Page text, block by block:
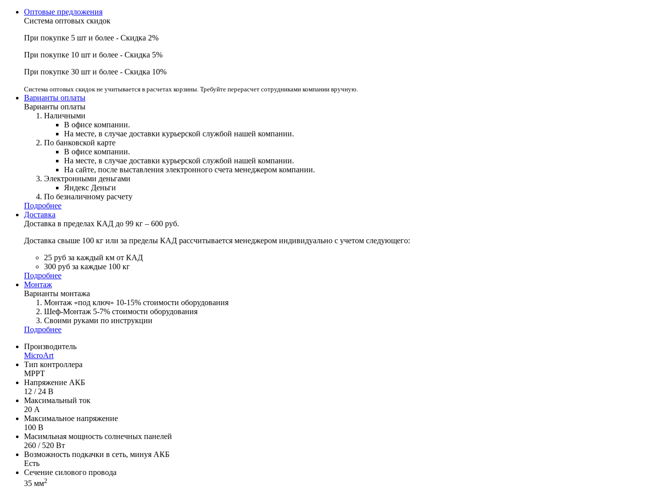
Оптовые предложения
Система оптовых скидок
При покупке 5 шт и более - Скидка 2%
При покупке 10 шт и более - Скидка 5%
При покупке 30 шт и более - Скидка 10%
Система оптовых скидок не учитывается в расчетах корзины. Требуйте перерасчет сотрудниками компании вручную.
Варианты оплаты
Варианты оплаты
Наличными
В офисе компании.
На месте, в случае доставки курьерской службой нашей компании.
По банковской карте
В офисе компании.
На месте, в случае доставки курьерской службой нашей компании.
На сайте, после выставления электронного счета менеджером компании.
Электронными деньгами
Яндекс Деньги
По безналичному расчету
Подробнее
Доставка
Доставка в пределах КАД до 99 кг – 600 руб.
Доставка свыше 100 кг или за пределы КАД рассчитывается менеджером индивидуально с учетом следующего:
25 руб за каждый км от КАД
300 руб за каждые 100 кг
Подробнее
Монтаж
Варианты монтажа
Монтаж «под ключ» 10-15% стоимости оборудования
Шеф-Монтаж 5-7% стоимости оборудования
Своими руками по инструкции
Подробнее
Производитель
MicroArt
Тип контроллера
MPPT
Напряжение АКБ
12 / 24 В
Максимальный ток
20 А
Максимальное напряжение
100 В
Масимльная мощность солнечных панелей
260 / 520 Вт
Возможность подкачки в сеть, минуя АКБ
Есть
Сечение силового провода
35 мм2